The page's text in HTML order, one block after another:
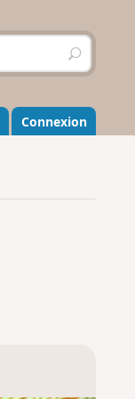
R
e
h
e
r
r
Connexion